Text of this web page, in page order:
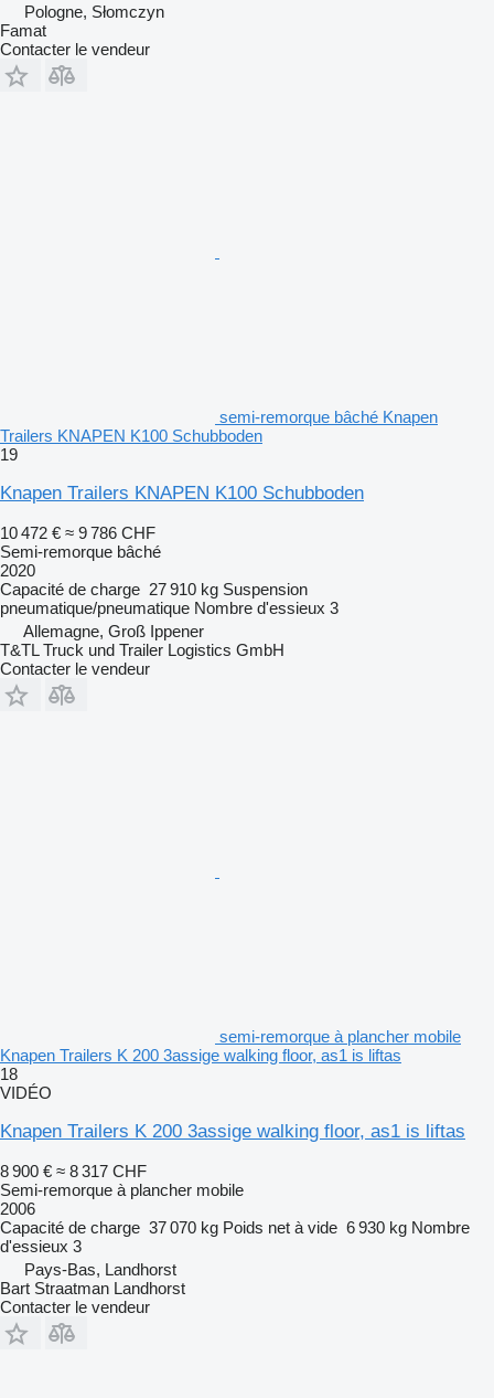
Pologne, Słomczyn
Famat
Contacter le vendeur
semi-remorque bâché Knapen
Trailers KNAPEN K100 Schubboden
19
Knapen Trailers KNAPEN K100 Schubboden
10 472 € ≈ 9 786 CHF
Semi-remorque bâché
2020
Capacité de charge 27 910 kg Suspension
pneumatique/pneumatique Nombre d'essieux 3
Allemagne, Groß Ippener
T&TL Truck und Trailer Logistics GmbH
Contacter le vendeur
semi-remorque à plancher mobile
Knapen Trailers K 200 3assige walking floor, as1 is liftas
18
VIDÉO
Knapen Trailers K 200 3assige walking floor, as1 is liftas
8 900 € ≈ 8 317 CHF
Semi-remorque à plancher mobile
2006
Capacité de charge 37 070 kg Poids net à vide 6 930 kg Nombre
d'essieux 3
Pays-Bas, Landhorst
Bart Straatman Landhorst
Contacter le vendeur